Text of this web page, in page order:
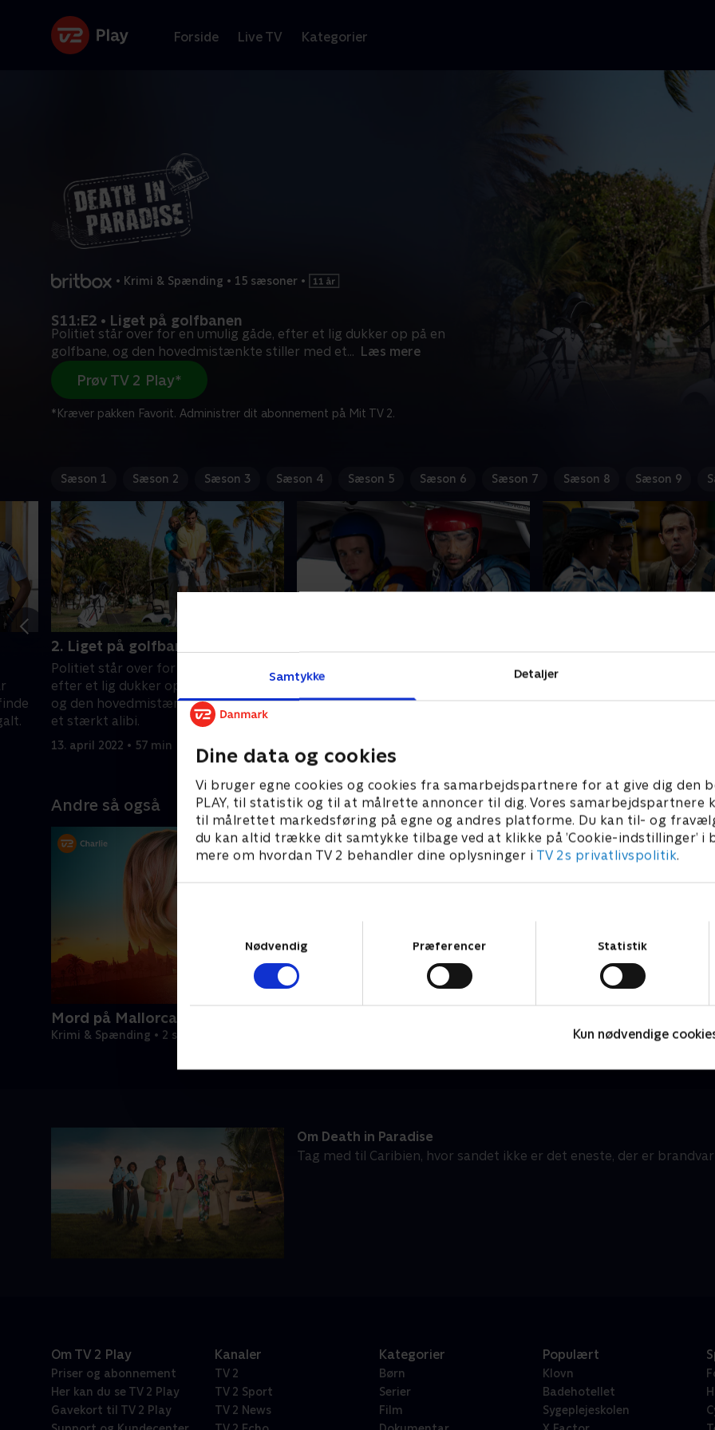
Samtykke Detaljer
Dine data og cookies
Vi bruger egne cookies og cookies fra samarbejdspartnere for at give dig den
PLAY, til statistik og til at målrette annoncer til dig. Vores samarbejdspartnere
til målrettet markedsføring på egne og andres platforme. Du kan til- og
du kan altid trække dit samtykke tilbage ved at klikke på ’Cookie-indstillinger’ i
mere om hvordan TV 2 behandler dine oplysninger i TV 2s privatlivspolitik.
Nødvendig
Præferencer Statistik
Kun nødvendige
Forside Live TV Kategorier
• Krimi & Spænding • 15 sæsoner •
S11:E2 • Liget på golfbanen
Politiet står over for en umulig gåde, efter et lig dukker op på en
golfbane, og den hovedmistænkte stiller med et... Læs mere
Prøv TV 2 Play*
*Kræver pakken Favorit. Administrer dit abonnement på Mit TV 2.
Sæson 1 Sæson 2 Sæson 3 Sæson 4 Sæson 5 Sæson 6 Sæson 7 Sæson 8 Sæson 9
2. Liget på golfbanen
Politiet står over for en umulig gåde,
efter et lig dukker op på en golfbane,
og den hovedmistænkte stiller med
et stærkt alibi.
13. april 2022 • 57 min
Da en faldskærmsudspringer ser ud
til at være blevet myrdet i frit fald,
må Neville og resten af holdet
20. april 2022 • 57 min
Florences
Andre så også
Mord på Mallorca
Krimi & Spænding • 2 sæsoner
Om Death in Paradise
Tag med til Caribien, hvor sandet ikke er det eneste, der er
Om TV 2 Play
Priser og abonnement
Her kan du se TV 2 Play
Gavekort til TV 2 Play
Kanaler
TV 2
TV 2 Sport
TV 2 News
Kategorier
Børn
Serier
Film
Populært
Klovn
Badehotellet
Sygeplejeskolen